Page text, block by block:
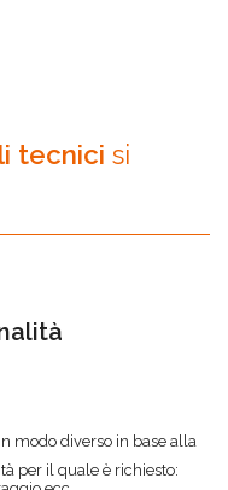
tecnici si
modo diverso in base alla
per il quale è richiesto: